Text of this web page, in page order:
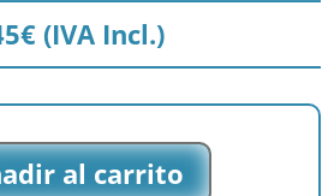
€ (IVA Incl.)
al carrito